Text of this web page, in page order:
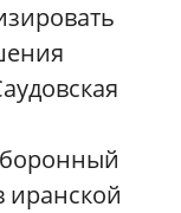
иранской